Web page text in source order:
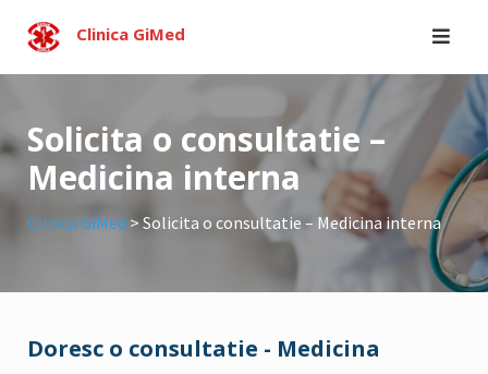
content
Clinica GiMed
Solicita o consultatie –
Medicina interna
Clinica GiMed > Solicita o consultatie – Medicina interna
Doresc o consultatie - Medicina